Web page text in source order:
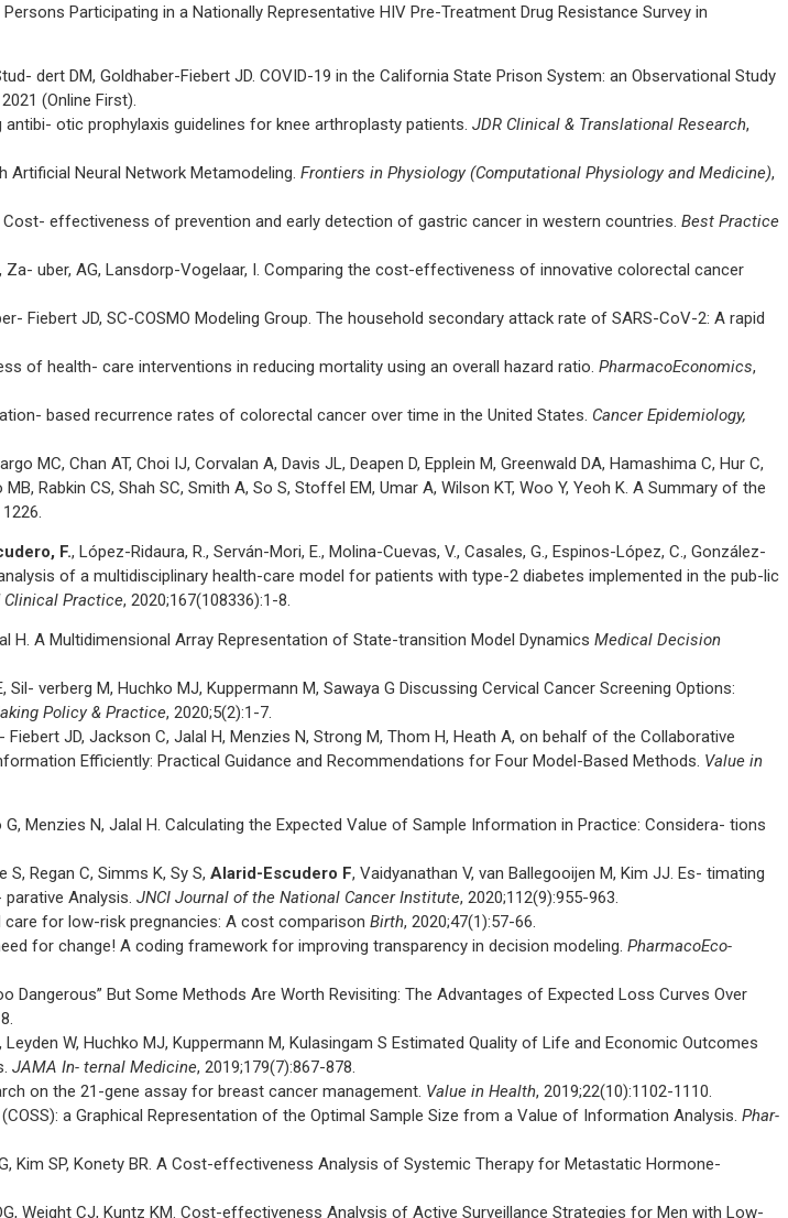
Participating in a Nationally Representative HIV Pre-Treatment Drug Resistance Survey in
dert DM, Goldhaber-Fiebert JD. COVID-19 in the California State Prison System: an Observational Study
2021 (Online First).
otic prophylaxis guidelines for knee arthroplasty patients. JDR Clinical & Translational Research,
Artificial Neural Network Metamodeling. Frontiers in Physiology (Computational Physiology and Medicine),
Cost- effectiveness of prevention and early detection of gastric cancer in western countries. Best Practice
Za- uber, AG, Lansdorp-Vogelaar, I. Comparing the cost-effectiveness of innovative colorectal cancer
Fiebert JD, SC-COSMO Modeling Group. The household secondary attack rate of SARS-CoV-2: A rapid
of health- care interventions in reducing mortality using an overall hazard ratio. PharmacoEconomics,
based recurrence rates of colorectal cancer over time in the United States. Cancer Epidemiology,
MC, Chan AT, Choi IJ, Corvalan A, Davis JL, Deapen D, Epplein M, Greenwald DA, Hamashima C, Hur C,
Rabkin CS, Shah SC, Smith A, So S, Stoffel EM, Umar A, Wilson KT, Woo Y, Yeoh K. A Summary of the
F., López-Ridaura, R., Serván-Mori, E., Molina-Cuevas, V., Casales, G., Espinos-López, C., González-
of a multidisciplinary health-care model for patients with type-2 diabetes implemented in the pub-lic
Clinical Practice, 2020;167(108336):1-8.
H. A Multidimensional Array Representation of State-transition Model Dynamics Medical Decision
Sil- verberg M, Huchko MJ, Kuppermann M, Sawaya G Discussing Cervical Cancer Screening Options:
Policy & Practice, 2020;5(2):1-7.
Fiebert JD, Jackson C, Jalal H, Menzies N, Strong M, Thom H, Heath A, on behalf of the Collaborative
Efficiently: Practical Guidance and Recommendations for Four Model-Based Methods. Value in
G, Menzies N, Jalal H. Calculating the Expected Value of Sample Information in Practice: Considera- tions
Regan C, Simms K, Sy S, Alarid-Escudero F, Vaidyanathan V, van Ballegooijen M, Kim JJ. Es- timating
Analysis. JNCI Journal of the National Cancer Institute, 2020;112(9):955-963.
for low-risk pregnancies: A cost comparison Birth, 2020;47(1):57-66.
for change! A coding framework for improving transparency in decision modeling. PharmacoEco-
Dangerous” But Some Methods Are Worth Revisiting: The Advantages of Expected Loss Curves Over
Leyden W, Huchko MJ, Kuppermann M, Kulasingam S Estimated Quality of Life and Economic Outcomes
JAMA In- ternal Medicine, 2019;179(7):867-878.
on the 21-gene assay for breast cancer management. Value in Health, 2019;22(10):1102-1110.
a Graphical Representation of the Optimal Sample Size from a Value of Information Analysis. Phar-
Kim SP, Konety BR. A Cost-effectiveness Analysis of Systemic Therapy for Metastatic Hormone-
Weight CJ, Kuntz KM. Cost-effectiveness Analysis of Active Surveillance Strategies for Men with Low-